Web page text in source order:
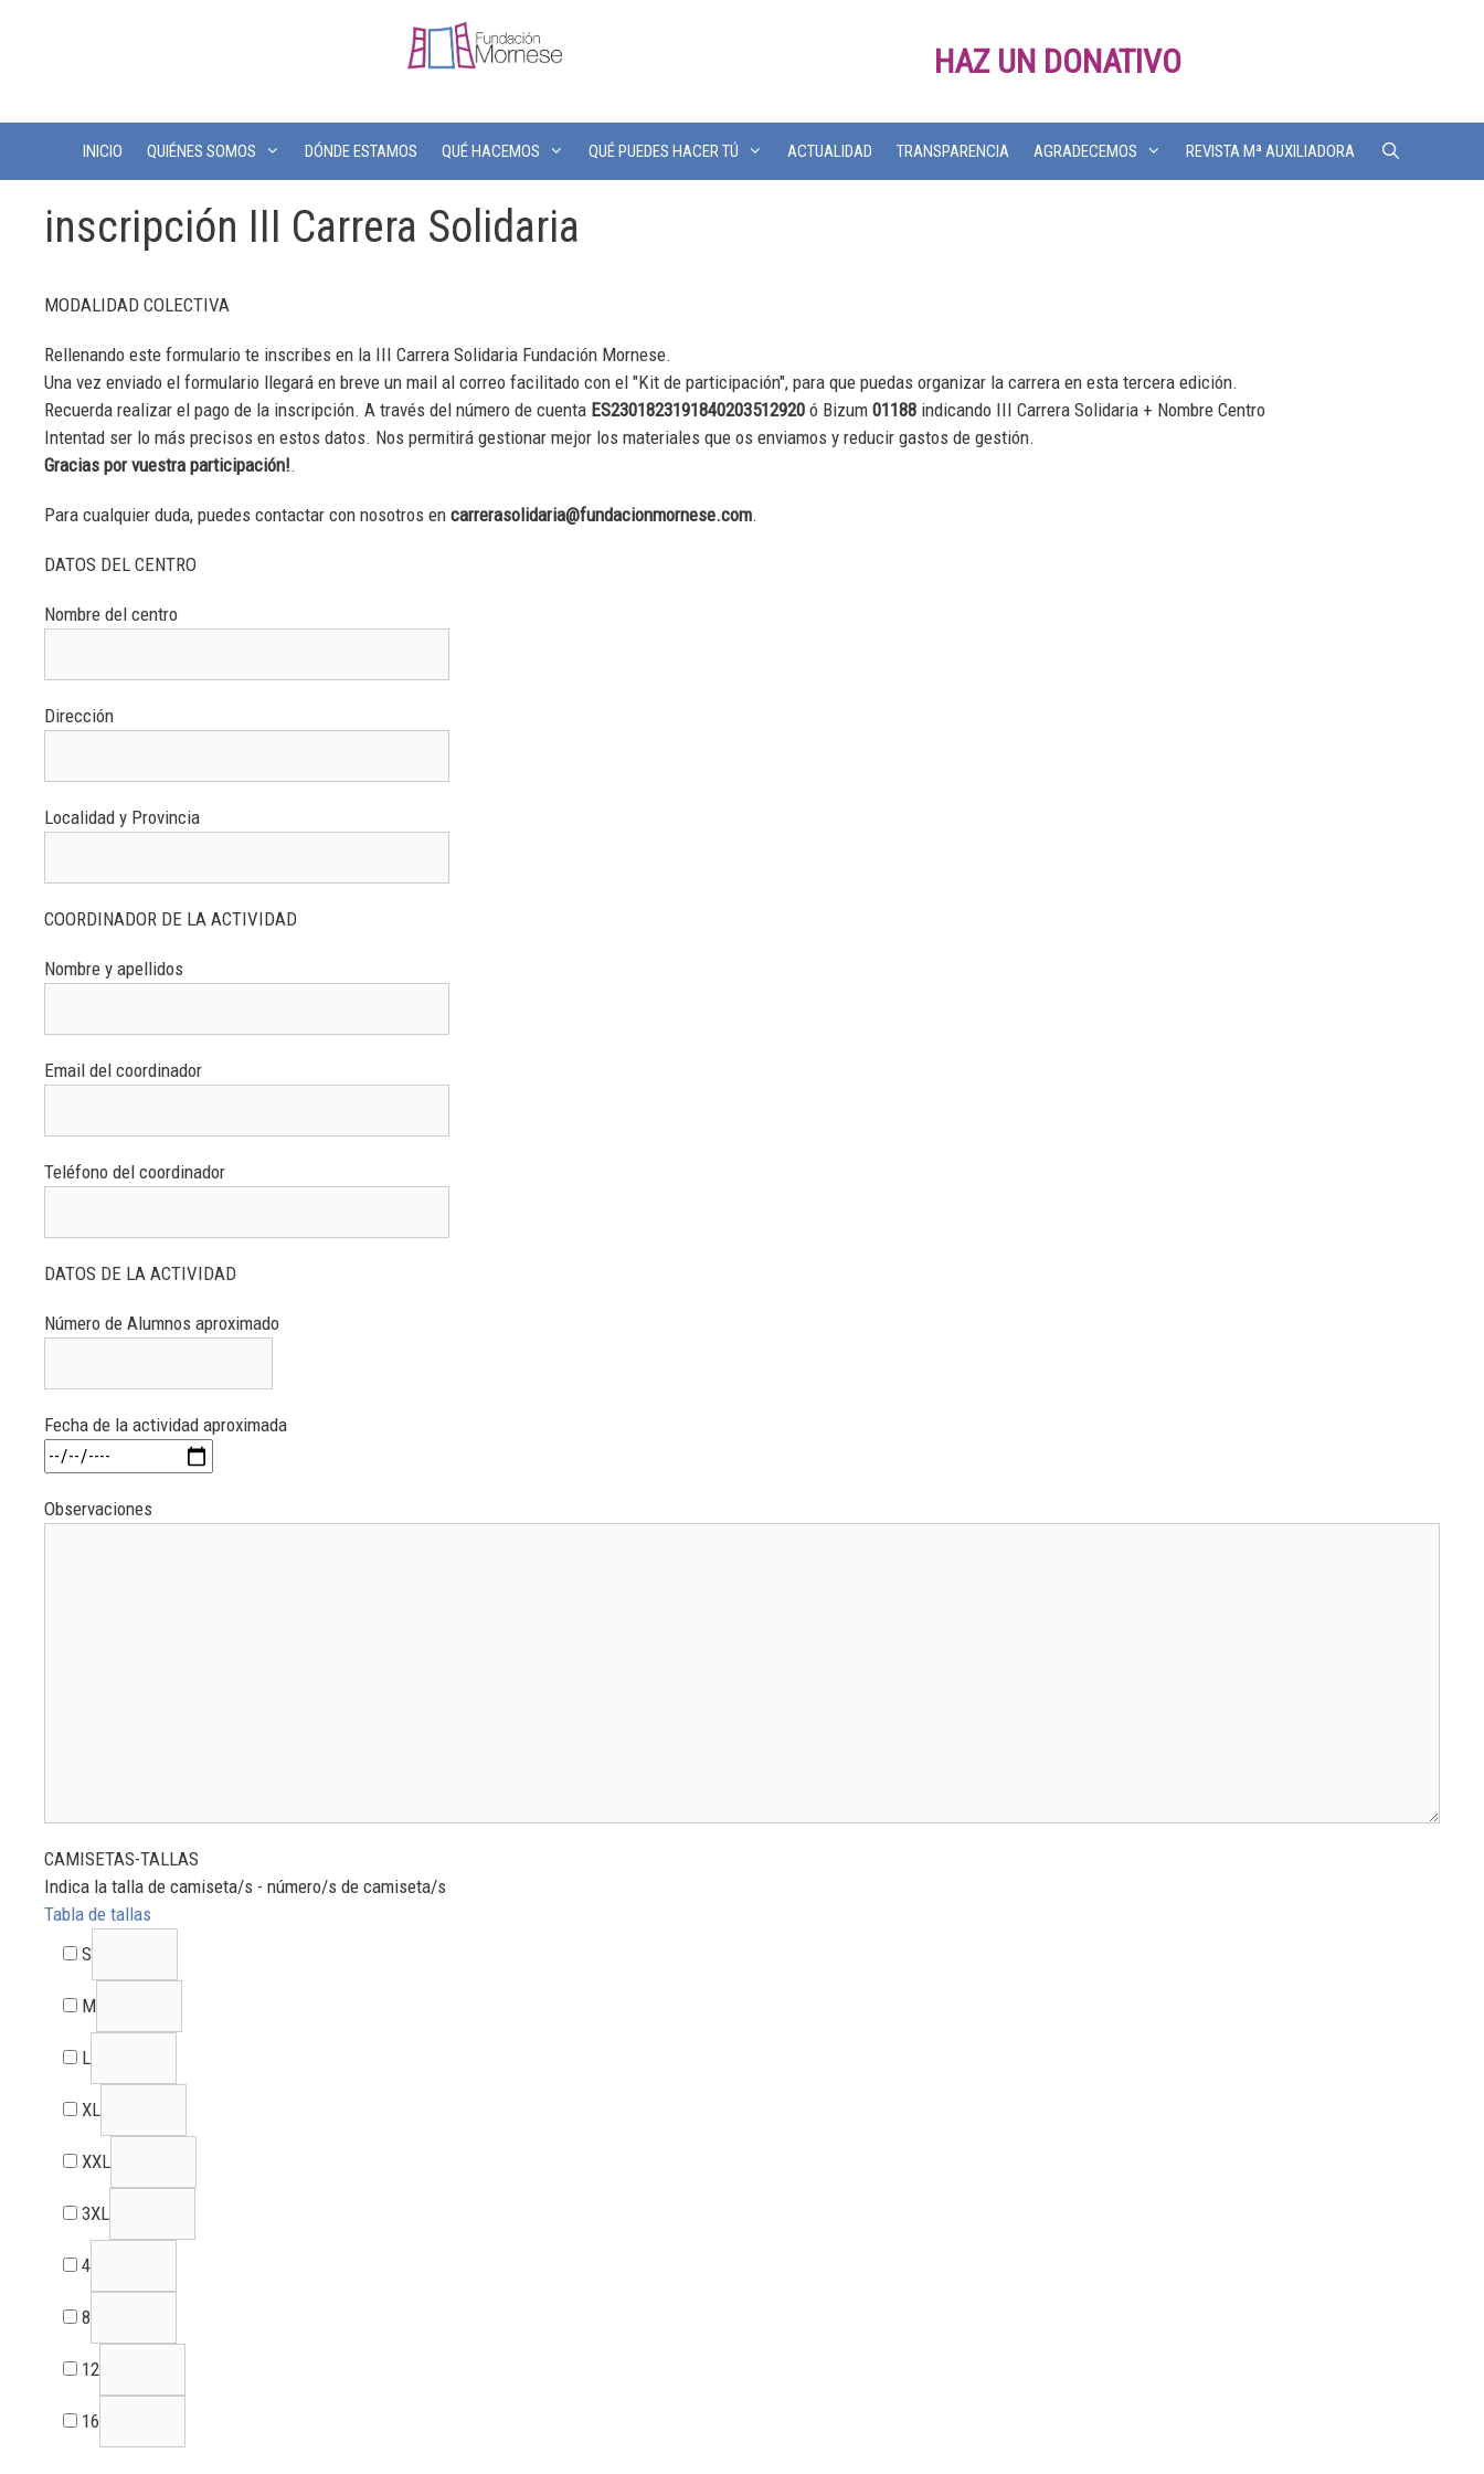
HAZ UN DONATIVO
INICIO QUIÉNES SOMOS DÓNDE ESTAMOS QUÉ HACEMOS QUÉ PUEDES HACER TÚ ACTUALIDAD TRANSPARENCIA AGRADECEMOS REVISTA Mª AUXILIADORA
inscripción III Carrera Solidaria
MODALIDAD COLECTIVA
Rellenando este formulario te inscribes en la III Carrera Solidaria Fundación Mornese.
Una vez enviado el formulario llegará en breve un mail al correo facilitado con el "Kit de participación", para que puedas organizar la carrera en esta tercera edición.
Recuerda realizar el pago de la inscripción. A través del número de cuenta ES2301823191840203512920 ó Bizum 01188 indicando III Carrera Solidaria + Nombre Centro
Intentad ser lo más precisos en estos datos. Nos permitirá gestionar mejor los materiales que os enviamos y reducir gastos de gestión.
Gracias por vuestra participación!.
Para cualquier duda, puedes contactar con nosotros en carrerasolidaria@fundacionmornese.com.
DATOS DEL CENTRO
Nombre del centro
Dirección
Localidad y Provincia
COORDINADOR DE LA ACTIVIDAD
Nombre y apellidos
Email del coordinador
Teléfono del coordinador
DATOS DE LA ACTIVIDAD
Número de Alumnos aproximado
Fecha de la actividad aproximada
Observaciones
CAMISETAS-TALLAS
Indica la talla de camiseta/s - número/s de camiseta/s
Tabla de tallas
S
M
L
XL
XXL
3XL
4
8
12
16